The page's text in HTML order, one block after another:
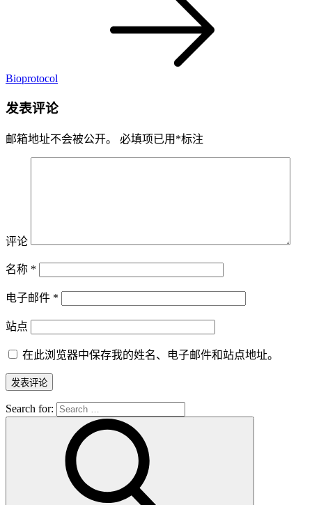
Bioprotocol
发表评论
邮箱地址不会被公开。 必填项已用 *标注
评论
名称 *
电子邮件 *
站点
在此浏览器中保存我的姓名、电子邮件和站点地址。
Search for: